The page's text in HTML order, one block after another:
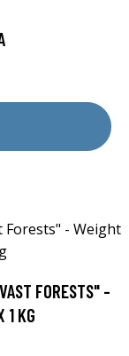
FORESTS" -
1 KG